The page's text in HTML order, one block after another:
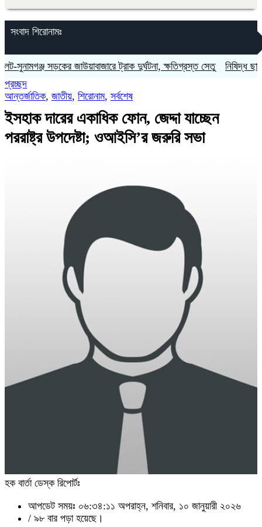
সংবাদ শিরোনামঃ
সড়কের জাউয়াবাজারে ট্রাক দুর্ঘটনা, ক্ষতিগ্রস্ত সেতু নিষিদ্ধ ছাত্রলীগের
প্রচ্ছদ
আন্তর্জাতিক, জাতীয়, শিরোনাম, সর্বশেষ
ইসহাক দারের একাধিক ফোন, জেদ্দা যাচ্ছেন
পররাষ্ট্র উপদেষ্টা; ওআইসি’র জরুরি সভা
হক বার্তা ডেস্ক রিপোর্টঃ
আপডেট সময়ঃ ০৬:৩৪:১১ অপরাহ্ন, শনিবার, ১০ জানুয়ারী ২০২৬
/ ৯৮ বার পড়া হয়েছে।